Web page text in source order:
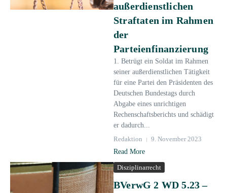
außerdienstlichen
Straftaten im Rahmen
der
Parteienfinanzierung
1. Betrügt ein Soldat im Rahmen
seiner außerdienstlichen Tätigkeit
für eine Partei den Präsidenten des
Deutschen Bundestags durch
Abgabe eines unrichtigen
Rechenschaftsberichts und schädigt
er dadurch...
Redaktion
9. November 2023
Read More
Disziplinarrecht
BVerwG 2 WD 5.23 –